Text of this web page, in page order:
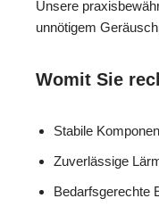
Unsere
unnötigem
Womit Sie
Stabile
Zuverlässige
Bedarfsgerechte